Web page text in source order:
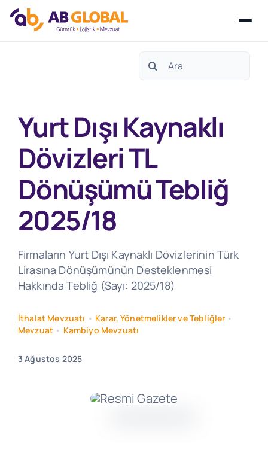
Search
Yurt Dışı Kaynaklı
Dövizleri TL
Dönüşümü Tebliğ
2025/18
Firmaların Yurt Dışı Kaynaklı Dövizlerinin Türk
Lirasına Dönüşümünün Desteklenmesi
Hakkında Tebliğ (Sayı: 2025/18)
İthalat Mevzuatı • Karar, Yönetmelikler ve Tebliğler •
Mevzuat • Kambiyo Mevzuatı
3 Ağustos 2025